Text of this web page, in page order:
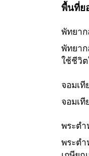
พื้นที่ย
พัทยาก
พัทยาก
ใช้ชีวิต
จอมเที
จอมเ
พระต
พระต